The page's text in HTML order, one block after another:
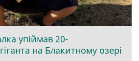
упіймав 20-
на Блакитному озері